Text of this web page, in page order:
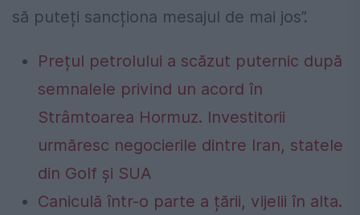
să puteți sancționa mesajul de mai jos”.
Prețul petrolului a scăzut puternic după
semnalele privind un acord în
Strâmtoarea Hormuz. Investitorii
urmăresc negocierile dintre Iran, statele
din Golf și SUA
Caniculă într-o parte a țării, vijelii în alta.